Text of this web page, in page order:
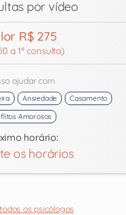
por vídeo
R$ 275
a 1ª consulta)
ajudar com
Ansiedade
Casamento
Amorosos
horário:
os horários
os psicólogos